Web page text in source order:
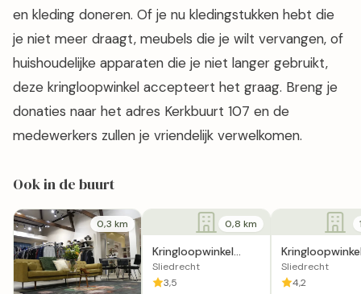
en kleding doneren. Of je nu kledingstukken hebt die
je niet meer draagt, meubels die je wilt vervangen, of
huishoudelijke apparaten die je niet langer gebruikt,
deze kringloopwinkel accepteert het graag. Breng je
donaties naar het adres Kerkbuurt 107 en de
medewerkers zullen je vriendelijk verwelkomen.
Ook in de buurt
0,3 km 0,8 km
Kringloopwinkel
Sliedrecht
Sliedrecht
3,5
Asvz: De
in Sliedrecht
Sliedrecht
4,2